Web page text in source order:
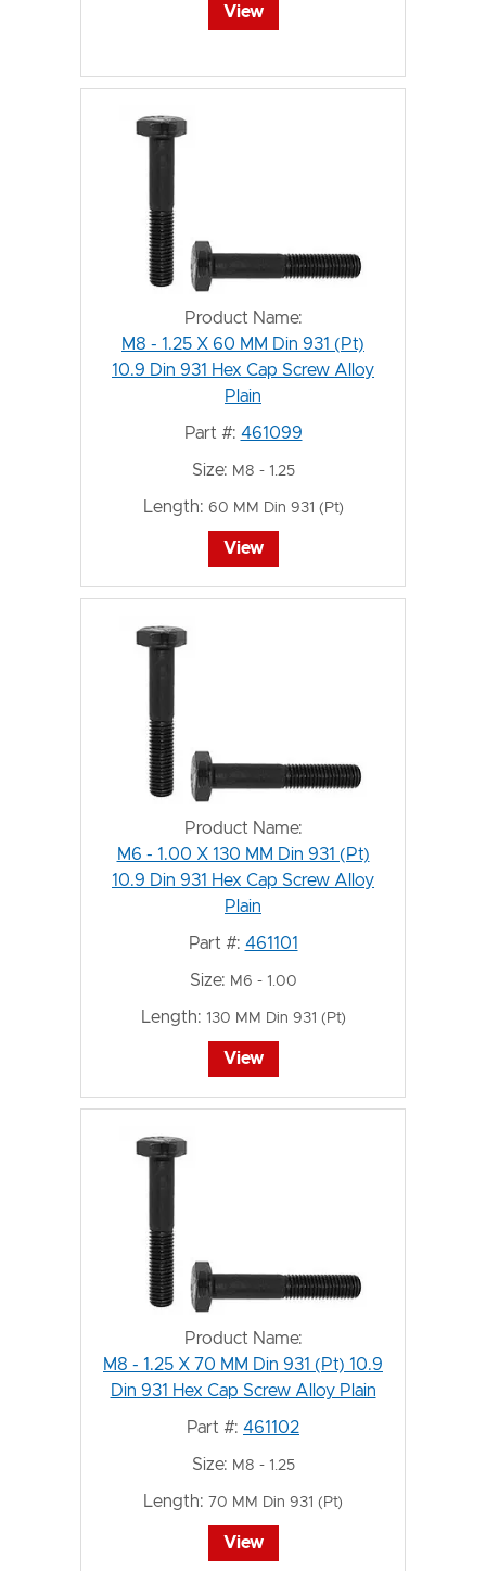
View
Product Name:
M8 - 1.25 X 60 MM Din 931 (Pt)
10.9 Din 931 Hex Cap Screw Alloy
Plain
Part #: 461099
Size: M8 - 1.25
Length: 60 MM Din 931 (Pt)
View
Product Name:
M6 - 1.00 X 130 MM Din 931 (Pt)
10.9 Din 931 Hex Cap Screw Alloy
Plain
Part #: 461101
Size: M6 - 1.00
Length: 130 MM Din 931 (Pt)
View
Product Name:
M8 - 1.25 X 70 MM Din 931 (Pt) 10.9
Din 931 Hex Cap Screw Alloy Plain
Part #: 461102
Size: M8 - 1.25
Length: 70 MM Din 931 (Pt)
View